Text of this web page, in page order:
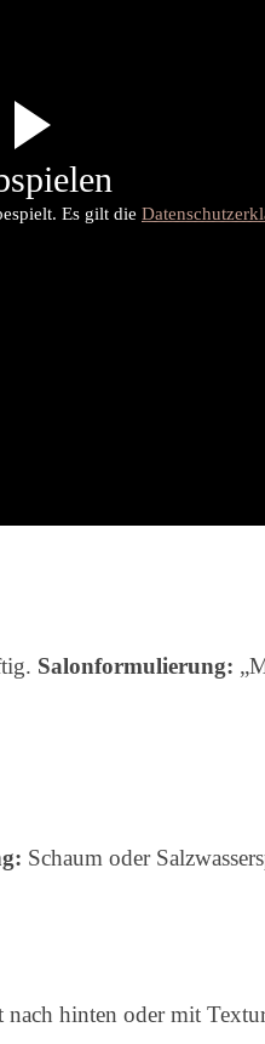
Es gilt die
Salonformulierung:
Schaum oder
nach hinten oder mit